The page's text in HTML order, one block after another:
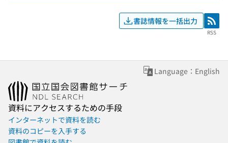
書誌情報を一括出力 RSS
RSS
Language：English
資料にアクセスするための手段
インターネットで資料を読む
資料のコピーを入手する